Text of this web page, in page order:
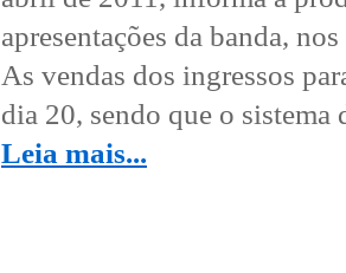
apresentações da banda,
As vendas dos ingressos
dia 20, sendo que o sistema
Leia mais...